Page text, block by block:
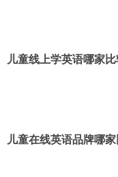
儿童线上学英语哪家比
儿童在线英语品牌哪